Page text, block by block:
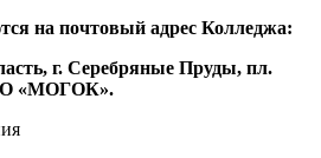
на почтовый адрес Колледжа:
г. Серебряные Пруды, пл.
«МОГОК».